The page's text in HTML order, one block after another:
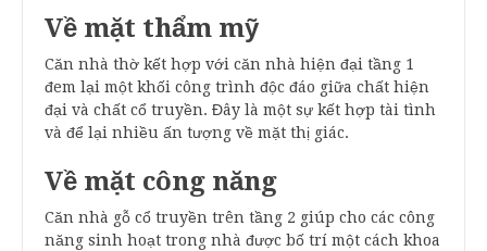
Về mặt thẩm mỹ
Căn nhà thờ kết hợp với căn nhà hiện đại tầng 1
đem lại một khối công trình độc đáo giữa chất hiện
đại và chất cổ truyền. Đây là một sự kết hợp tài tình
và để lại nhiều ấn tượng về mặt thị giác.
Về mặt công năng
Căn nhà gỗ cổ truyền trên tầng 2 giúp cho các công
năng sinh hoạt trong nhà được bố trí một cách khoa